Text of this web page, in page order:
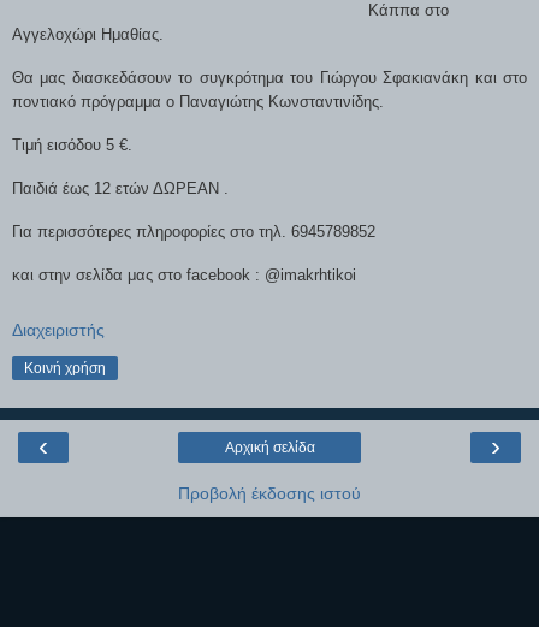
Κάππα στο
Αγγελοχώρι Ημαθίας.
Θα μας διασκεδάσουν το συγκρότημα του Γιώργου Σφακιανάκη και στο
ποντιακό πρόγραμμα ο Παναγιώτης Κωνσταντινίδης.
Τιμή εισόδου 5 €.
Παιδιά έως 12 ετών ΔΩΡΕΑΝ .
Για περισσότερες πληροφορίες στο τηλ. 6945789852
και στην σελίδα μας στο facebook : @imakrhtikoi
Διαχειριστής
Κοινή χρήση
‹ ›
Αρχική σελίδα
Προβολή έκδοσης ιστού